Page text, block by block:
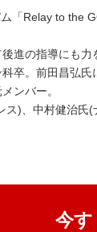
「Relay to the
進の指導にも力
卒。前田昌弘氏
ンバー。
)、中村健治氏
今す